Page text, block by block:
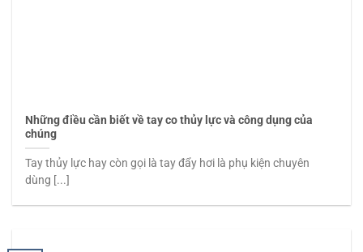
Những điều cần biết về tay co thủy lực và công dụng của
chúng
Tay thủy lực hay còn gọi là tay đẩy hơi là phụ kiện chuyên
dùng [...]